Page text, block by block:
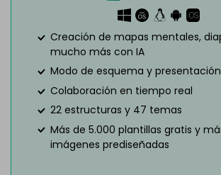
Creación de mapas mentales,
mucho más con IA
Modo de esquema y presentación
Colaboración en tiempo real
22 estructuras y 47 temas
Más de 5.000 plantillas gratis y
imágenes prediseñadas